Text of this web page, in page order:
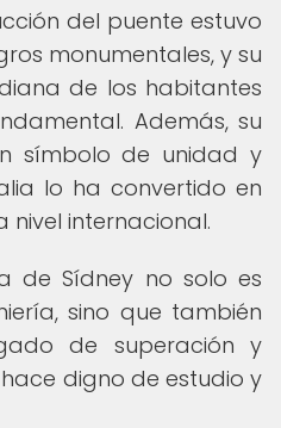
del puente estuvo
monumentales, y su
de los habitantes
Además, su
símbolo de unidad y
lo ha convertido en
nivel internacional.
de Sídney no solo es
sino que también
de superación y
digno de estudio y